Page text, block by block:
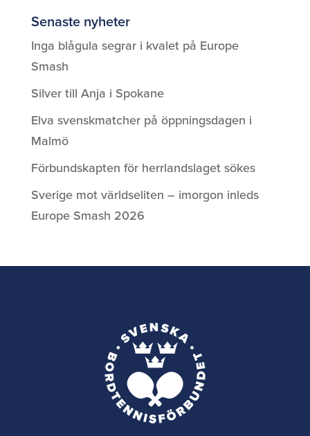
Senaste nyheter
Inga blågula segrar i kvalet på Europe
Smash
Silver till Anja i Spokane
Elva svenskmatcher på öppningsdagen i
Malmö
Förbundskapten för herrlandslaget sökes
Sverige mot världseliten – imorgon inleds
Europe Smash 2026